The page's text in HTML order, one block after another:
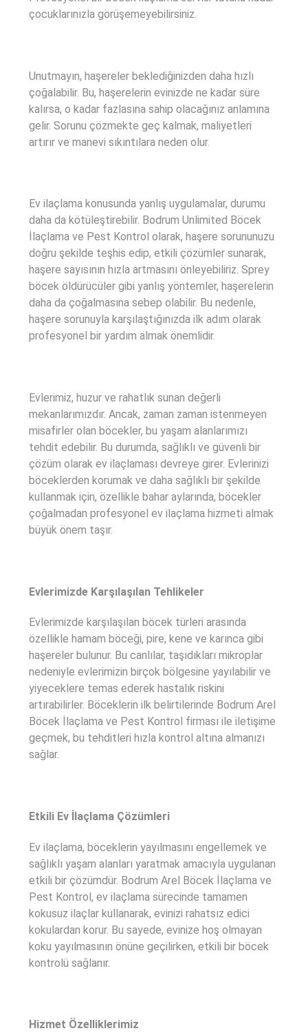
çocuklarınızla görüşemeyebilirsiniz.
Unutmayın, haşereler beklediğinizden daha hızlı
çoğalabilir. Bu, haşerelerin evinizde ne kadar süre
kalırsa, o kadar fazlasına sahip olacağınız anlamına
gelir. Sorunu çözmekte geç kalmak, maliyetleri
artırır ve manevi sıkıntılara neden olur.
Ev ilaçlama konusunda yanlış uygulamalar, durumu
daha da kötüleştirebilir. Bodrum Unlimited Böcek
İlaçlama ve Pest Kontrol olarak, haşere sorununuzu
doğru şekilde teşhis edip, etkili çözümler sunarak,
haşere sayısının hızla artmasını önleyebiliriz. Sprey
böcek öldürücüler gibi yanlış yöntemler, haşerelerin
daha da çoğalmasına sebep olabilir. Bu nedenle,
haşere sorunuyla karşılaştığınızda ilk adım olarak
profesyonel bir yardım almak önemlidir.
Evlerimiz, huzur ve rahatlık sunan değerli
mekanlarımızdır. Ancak, zaman zaman istenmeyen
misafirler olan böcekler, bu yaşam alanlarımızı
tehdit edebilir. Bu durumda, sağlıklı ve güvenli bir
çözüm olarak ev ilaçlaması devreye girer. Evlerinizi
böceklerden korumak ve daha sağlıklı bir şekilde
kullanmak için, özellikle bahar aylarında, böcekler
çoğalmadan profesyonel ev ilaçlama hizmeti almak
büyük önem taşır.
Evlerimizde Karşılaşılan Tehlikeler
Evlerimizde karşılaşılan böcek türleri arasında
özellikle hamam böceği, pire, kene ve karınca gibi
haşereler bulunur. Bu canlılar, taşıdıkları mikroplar
nedeniyle evlerimizin birçok bölgesine yayılabilir ve
yiyeceklere temas ederek hastalık riskini
artırabilirler. Böceklerin ilk belirtilerinde Bodrum Arel
Böcek İlaçlama ve Pest Kontrol firması ile iletişime
geçmek, bu tehditleri hızla kontrol altına almanızı
sağlar.
Etkili Ev İlaçlama Çözümleri
Ev ilaçlama, böceklerin yayılmasını engellemek ve
sağlıklı yaşam alanları yaratmak amacıyla uygulanan
etkili bir çözümdür. Bodrum Arel Böcek İlaçlama ve
Pest Kontrol, ev ilaçlama sürecinde tamamen
kokusuz ilaçlar kullanarak, evinizi rahatsız edici
kokulardan korur. Bu sayede, evinize hoş olmayan
koku yayılmasının önüne geçilirken, etkili bir böcek
kontrolü sağlanır.
Hizmet Özelliklerimiz